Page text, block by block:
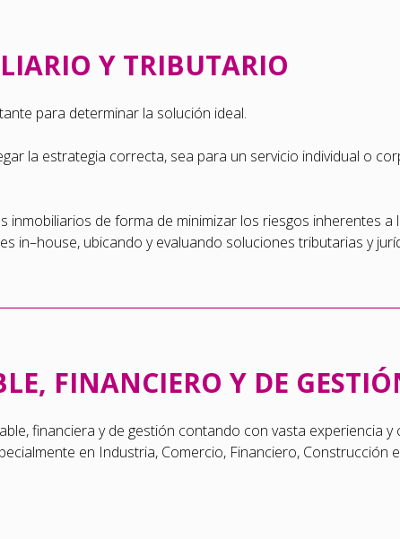
Y TRIBUTARIO
para determinar la solución ideal.
la estrategia correcta, sea para un servicio individual o
de forma de minimizar los riesgos inherentes a
in–house, ubicando y evaluando soluciones tributarias y
FINANCIERO Y DE
financiera y de gestión contando con vasta experiencia y
en Industria, Comercio, Financiero, Construcción